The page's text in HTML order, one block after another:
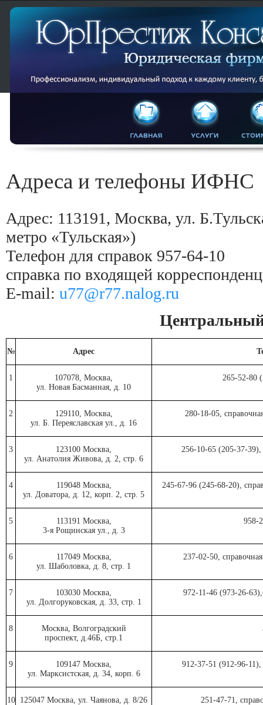
Адреса и телефоны ИФНС
Адрес: 113191, Москва, ул.
метро «Тульская»)
Телефон для справок 957-64-10
справка по входящей
E-mail: u77@r77.nalog.ru
№ Адрес
1
107078, Москва,
ул. Новая Басманная, д. 10
265-52-80
2
129110, Москва,
ул. Б. Переяславская ул., д. 16
280-18-05,
3
123100 Москва,
ул. Анатолия Живова, д. 2, стр. 6
256-10-65 (205-37-39),
4
119048 Москва,
ул. Доватора, д. 12, корп. 2, стр. 5
245-67-96 (245-68-20),
5
113191 Москва,
3-я Рощинская ул., д. 3
958-
6
117049 Москва,
ул. Шаболовка, д. 8, стр. 1
237-02-50,
7
103030 Москва,
ул. Долгоруковская, д. 33, стр. 1
972-11-46 (973-26-
8
Москва, Волгоградский
проспект, д.46Б, стр.1
9
109147 Москва,
ул. Марксистская, д. 34, корп. 6
912-37-51 (912-96-11),
10 125047 Москва, ул. Чаянова, д. 8/26 251-47-71,